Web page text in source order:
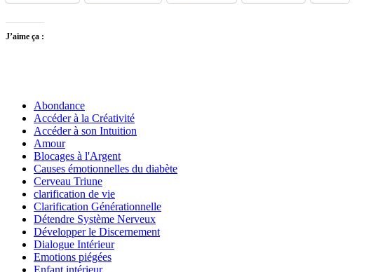
J’aime ça :
Abondance
Accéder à la Créativité
Accéder à son Intuition
Amour
Blocages à l'Argent
Causes émotionnelles du diabète
Cerveau Triune
clarification de vie
Clarification Générationnelle
Détendre Système Nerveux
Développer le Discernement
Dialogue Intérieur
Emotions piégées